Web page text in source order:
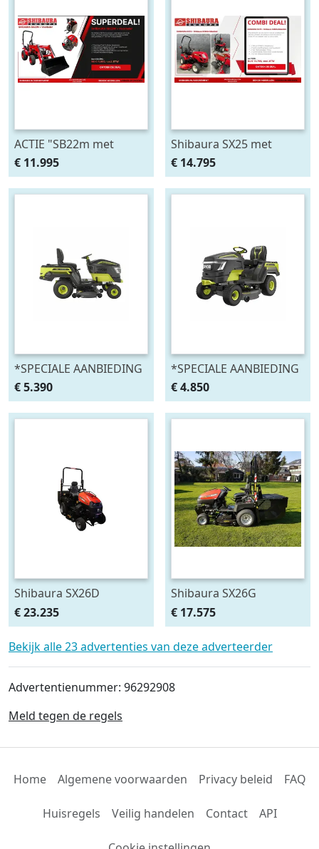
ACTIE "SB22m met
voorlader"
€ 11.995
Shibaura SX25 met
SXM54 maaidek
€ 14.795
*SPECIALE AANBIEDING
DEMO MODEL* RYOBI
RY72TMX117
€ 5.390
*SPECIALE AANBIEDING
DEMO MODEL* RYOBI
RY72TMX107
€ 4.850
Shibaura SX26D
€ 23.235
Shibaura SX26G
€ 17.575
Bekijk alle 23 advertenties van deze adverteerder
Advertentienummer: 96292908
Meld tegen de regels
Home Algemene voorwaarden Privacy beleid FAQ
Huisregels Veilig handelen Contact API